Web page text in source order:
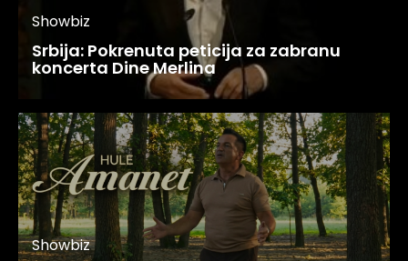
Showbiz
Srbija: Pokrenuta peticija za zabranu
koncerta Dine Merlina
Showbiz